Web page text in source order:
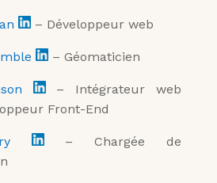
– Développeur web
– Géomaticien
– Intégrateur web
Front-End
– Chargée de